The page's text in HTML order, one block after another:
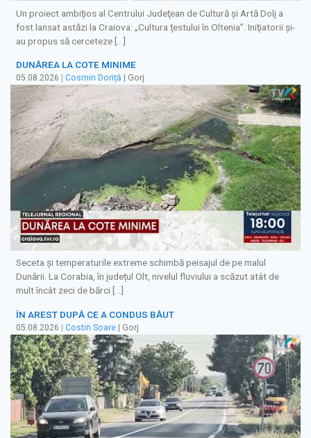
Un proiect ambiţios al Centrului Judeţean de Cultură şi Artă Dolj a
fost lansat astăzi la Craiova: „Cultura ţestului în Oltenia”. Iniţiatorii şi-
au propus să cerceteze […]
DUNĂREA LA COTE MINIME
05.08.2026 Cosmin Doriță | Gorj
Seceta și temperaturile extreme schimbă peisajul de pe malul
Dunării. La Corabia, în județul Olt, nivelul fluviului a scăzut atât de
mult încât zeci de bărci […]
ÎN AREST DUPĂ CE A CONDUS BĂUT
05.08.2026 | Costin Soare | Gorj